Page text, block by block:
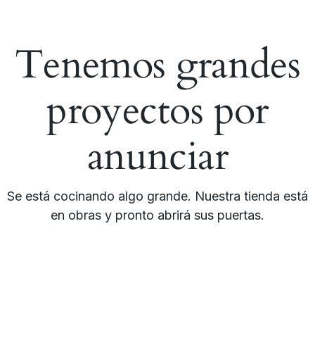
Tenemos grandes
proyectos por
anunciar
Se está cocinando algo grande. Nuestra tienda está
en obras y pronto abrirá sus puertas.